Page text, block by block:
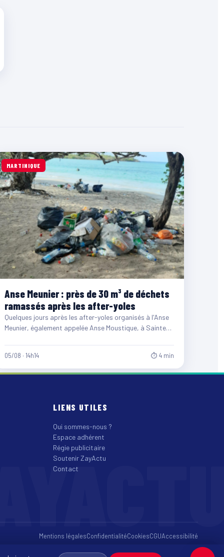
MARTINIQUE
Anse Meunier : près de 30 m³ de déchets
ramassés après les after-yoles
Quelques jours après les after-yoles organisés à l'Anse
Meunier, également appelée Anse Moustique, à Sainte-
05/08 · 14h14 ⏱ 4 min
LIENS UTILES
Qui sommes-nous ?
Espace adhérent
Régie publicitaire
Soutenir ZayActu
Contact
Mentions légalesConfidentialitéCookiesCGUAccessibilité